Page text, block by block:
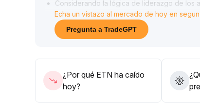
Considerando la lógica de liderazgo de los
con recursos diferenciales en su
y mediano plazo
Sin embargo, es esencial monitorear
cooperación para mejorar la relación
Echa un vistazo al mercado de hoy en
Pregunta a TradeGPT
¿Por qué ETN ha caído
hoy?